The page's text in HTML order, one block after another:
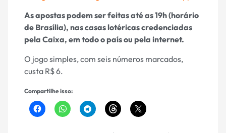
As apostas podem ser feitas até as 19h (horário
de Brasília), nas casas lotéricas credenciadas
pela Caixa, em todo o país ou pela internet.
O jogo simples, com seis números marcados,
custa R$ 6.
Compartilhe isso: